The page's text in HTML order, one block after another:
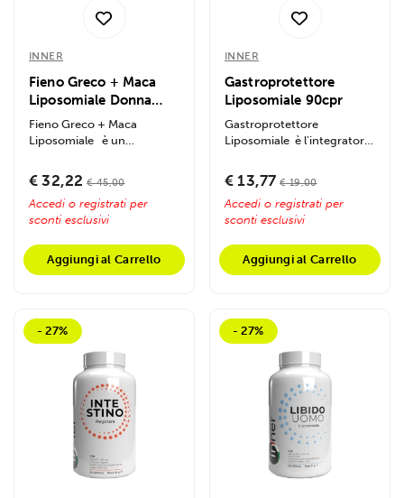
INNER
Fieno Greco + Maca
Liposomiale Donna
120caps
Fieno Greco + Maca
Liposomiale è un
€ 32,22 € 45,00
Accedi o registrati per
sconti esclusivi
Aggiungi al Carrello
INNER
Gastroprotettore
Liposomiale 90cpr
Gastroprotettore
Liposomiale è l'integratore
€ 13,77 € 19,00
Accedi o registrati per
sconti esclusivi
Aggiungi al Carrello
- 27% - 27%